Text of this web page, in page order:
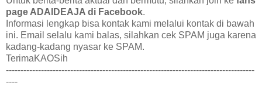
page ADAIDEAJA di Facebook.
Informasi lengkap bisa kontak kami melalui kontak di bawah
ini. Email selalu kami balas, silahkan cek SPAM juga karena
kadang-kadang nyasar ke SPAM.
TerimaKAOSih
-------------------------------------------------------------------------------------
----